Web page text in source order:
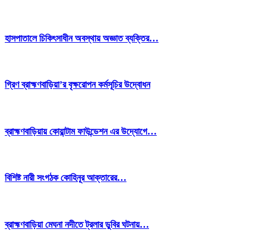
হাসপাতালে চিকিৎসাধীন অবস্থায় অজ্ঞাত ব্যক্তির…
গ্রিণ ব্রাহ্মণবাড়িয়া’র বৃক্ষরোপন কর্মসূচির উদ্বোধন
ব্রাহ্মণবাড়িয়ায় কোয়ান্টাম ফাউন্ডেশন এর উদ্যোগে…
বিশিষ্ট নারী সংগঠক কোহিনূর আক্তারের…
ব্রাহ্মণবাড়িয়া মেঘনা নদীতে ট্রলার ডুবির ঘটনায়…